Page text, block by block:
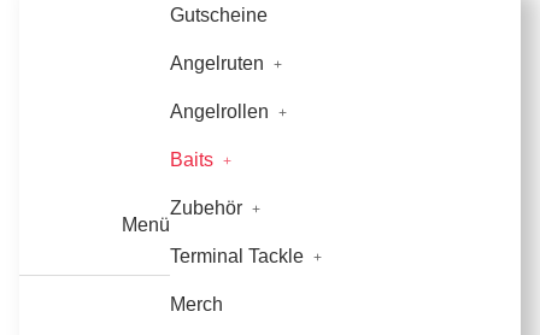
Menü
Gutscheine
Angelruten
Angelrollen
Baits
Zubehör
Terminal Tackle
Merch